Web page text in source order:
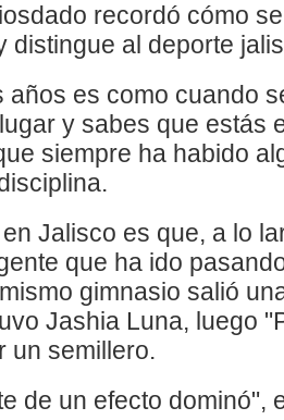
recordó cómo
distingue al deporte
años es como cuando
y sabes que estás
siempre ha habido
Jalisco es que, a lo
que ha ido
gimnasio salió
Jashia Luna, luego
un semillero.
de un efecto dominó",